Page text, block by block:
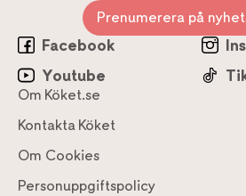
Prenumerera på
Facebook
Youtube
Om Köket.se
Kontakta Köket
Om Cookies
Personuppgiftspolicy